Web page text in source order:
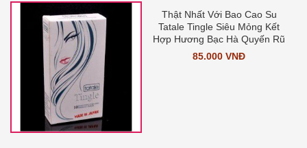
Thật Nhất Với Bao Cao Su
Tatale Tingle Siêu Mỏng Kết
Hợp Hương Bạc Hà Quyến Rũ
85.000 VNĐ